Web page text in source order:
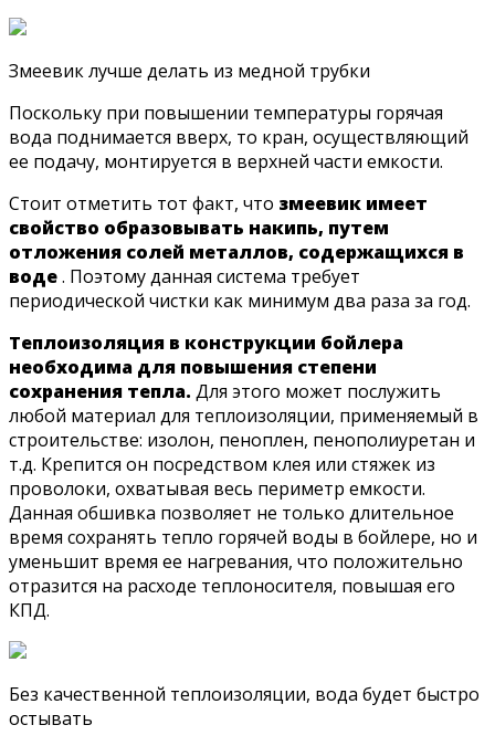
Змеевик лучше делать из медной трубки
Поскольку при повышении температуры горячая
вода поднимается вверх, то кран, осуществляющий
ее подачу, монтируется в верхней части емкости.
Стоит отметить тот факт, что змеевик имеет
свойство образовывать накипь, путем
отложения солей металлов, содержащихся в
воде. Поэтому данная система требует
периодической чистки как минимум два раза за год.
Теплоизоляция в конструкции бойлера
необходима для повышения степени
сохранения тепла. Для этого может послужить
любой материал для теплоизоляции, применяемый в
строительстве: изолон, пеноплен, пенополиуретан и
т.д. Крепится он посредством клея или стяжек из
проволоки, охватывая весь периметр емкости.
Данная обшивка позволяет не только длительное
время сохранять тепло горячей воды в бойлере, но и
уменьшит время ее нагревания, что положительно
отразится на расходе теплоносителя, повышая его
КПД.
Без качественной теплоизоляции, вода будет быстро
остывать